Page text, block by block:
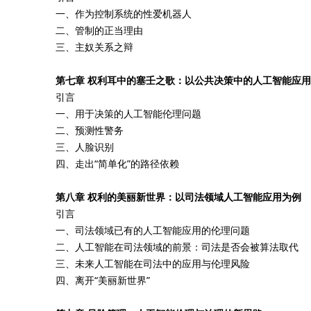
一、作为控制系统的性爱机器人
二、管制的正当理由
三、主奴关系之辩
第七章 权利耳中的塞壬之歌：以公共决策中的人工智能应
引言
一、用于决策的人工智能伦理问题
二、预测性警务
三、人脸识别
四、走出“简单化”的路径依赖
第八章 权利的美丽新世界：以司法领域人工智能应用为例
引言
一、司法领域已有的人工智能应用的伦理问题
二、人工智能在司法领域的前景：司法是否会被算法取代
三、未来人工智能在司法中的应用与伦理风险
四、离开“美丽新世界”